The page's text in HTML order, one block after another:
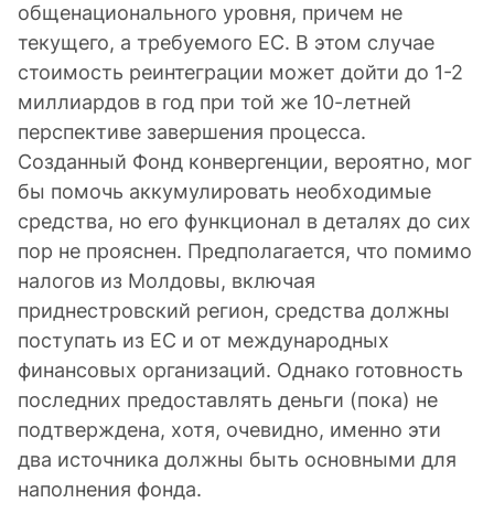
общенационального уровня, причем не
текущего, а требуемого ЕС. В этом случае
стоимость реинтеграции может дойти до 1-2
миллиардов в год при той же 10-летней
перспективе завершения процесса.
Созданный Фонд конвергенции, вероятно, мог
бы помочь аккумулировать необходимые
средства, но его функционал в деталях до сих
пор не прояснен. Предполагается, что помимо
налогов из Молдовы, включая
приднестровский регион, средства должны
поступать из ЕС и от международных
финансовых организаций. Однако готовность
последних предоставлять деньги (пока) не
подтверждена, хотя, очевидно, именно эти
два источника должны быть основными для
наполнения фонда.